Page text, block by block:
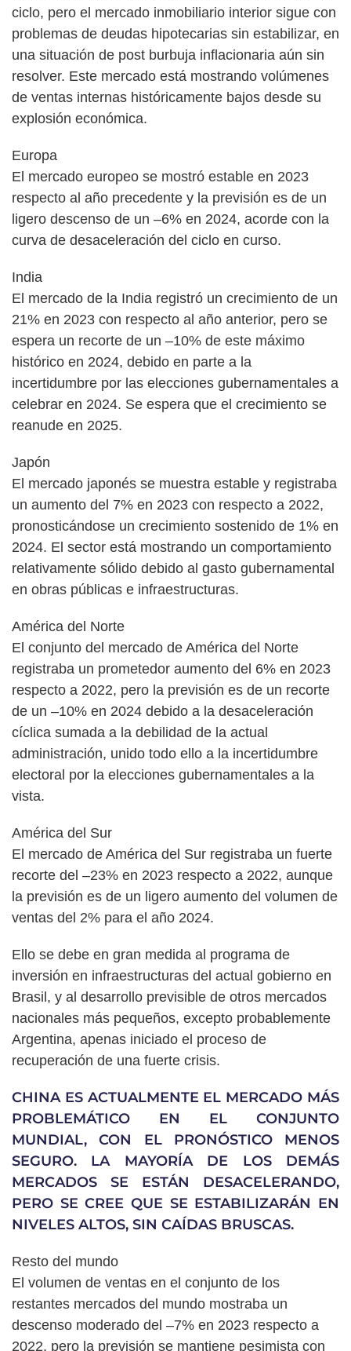
ciclo, pero el mercado inmobiliario interior sigue con
problemas de deudas hipotecarias sin estabilizar, en
una situación de post burbuja inflacionaria aún sin
resolver. Este mercado está mostrando volúmenes
de ventas internas históricamente bajos desde su
explosión económica.
Europa
El mercado europeo se mostró estable en 2023
respecto al año precedente y la previsión es de un
ligero descenso de un –6% en 2024, acorde con la
curva de desaceleración del ciclo en curso.
India
El mercado de la India registró un crecimiento de un
21% en 2023 con respecto al año anterior, pero se
espera un recorte de un –10% de este máximo
histórico en 2024, debido en parte a la
incertidumbre por las elecciones gubernamentales a
celebrar en 2024. Se espera que el crecimiento se
reanude en 2025.
Japón
El mercado japonés se muestra estable y registraba
un aumento del 7% en 2023 con respecto a 2022,
pronosticándose un crecimiento sostenido de 1% en
2024. El sector está mostrando un comportamiento
relativamente sólido debido al gasto gubernamental
en obras públicas e infraestructuras.
América del Norte
El conjunto del mercado de América del Norte
registraba un prometedor aumento del 6% en 2023
respecto a 2022, pero la previsión es de un recorte
de un –10% en 2024 debido a la desaceleración
cíclica sumada a la debilidad de la actual
administración, unido todo ello a la incertidumbre
electoral por la elecciones gubernamentales a la
vista.
América del Sur
El mercado de América del Sur registraba un fuerte
recorte del –23% en 2023 respecto a 2022, aunque
la previsión es de un ligero aumento del volumen de
ventas del 2% para el año 2024.
Ello se debe en gran medida al programa de
inversión en infraestructuras del actual gobierno en
Brasil, y al desarrollo previsible de otros mercados
nacionales más pequeños, excepto probablemente
Argentina, apenas iniciado el proceso de
recuperación de una fuerte crisis.
CHINA ES ACTUALMENTE EL MERCADO MÁS
PROBLEMÁTICO EN EL CONJUNTO
MUNDIAL, CON EL PRONÓSTICO MENOS
SEGURO. LA MAYORÍA DE LOS DEMÁS
MERCADOS SE ESTÁN DESACELERANDO,
PERO SE CREE QUE SE ESTABILIZARÁN EN
NIVELES ALTOS, SIN CAÍDAS BRUSCAS.
Resto del mundo
El volumen de ventas en el conjunto de los
restantes mercados del mundo mostraba un
descenso moderado del –7% en 2023 respecto a
2022, pero la previsión se mantiene pesimista con